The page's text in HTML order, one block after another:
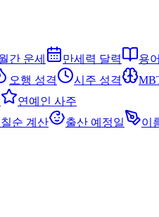
간 운세 만세력 달력
용
오행 성격 시주 성격
연예인 사주
순 계산 출산 예정일 이